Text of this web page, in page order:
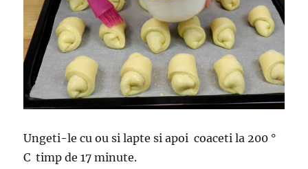
Ungeti-le cu ou si lapte si apoi coaceti la 200 °
C timp de 17 minute.